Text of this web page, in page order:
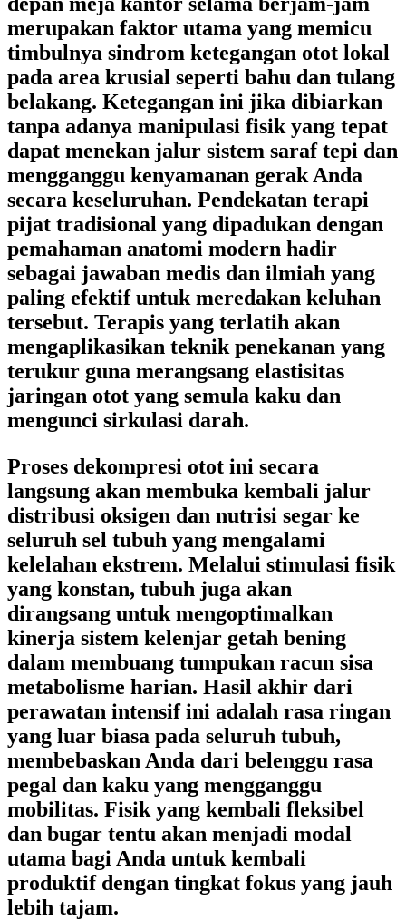
merupakan faktor utama yang memicu
timbulnya sindrom ketegangan otot lokal
pada area krusial seperti bahu dan tulang
belakang. Ketegangan ini jika dibiarkan
tanpa adanya manipulasi fisik yang tepat
dapat menekan jalur sistem saraf tepi dan
mengganggu kenyamanan gerak Anda
secara keseluruhan. Pendekatan terapi
pijat tradisional yang dipadukan dengan
pemahaman anatomi modern hadir
sebagai jawaban medis dan ilmiah yang
paling efektif untuk meredakan keluhan
tersebut. Terapis yang terlatih akan
mengaplikasikan teknik penekanan yang
terukur guna merangsang elastisitas
jaringan otot yang semula kaku dan
mengunci sirkulasi darah.
Proses dekompresi otot ini secara
langsung akan membuka kembali jalur
distribusi oksigen dan nutrisi segar ke
seluruh sel tubuh yang mengalami
kelelahan ekstrem. Melalui stimulasi fisik
yang konstan, tubuh juga akan
dirangsang untuk mengoptimalkan
kinerja sistem kelenjar getah bening
dalam membuang tumpukan racun sisa
metabolisme harian. Hasil akhir dari
perawatan intensif ini adalah rasa ringan
yang luar biasa pada seluruh tubuh,
membebaskan Anda dari belenggu rasa
pegal dan kaku yang mengganggu
mobilitas. Fisik yang kembali fleksibel
dan bugar tentu akan menjadi modal
utama bagi Anda untuk kembali
produktif dengan tingkat fokus yang jauh
lebih tajam.